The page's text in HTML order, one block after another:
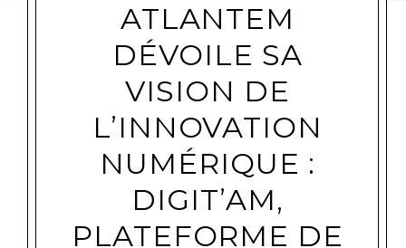
ATLANTEM
DÉVOILE SA
VISION DE
L’INNOVATION
NUMÉRIQUE :
DIGIT’AM,
PLATEFORME DE